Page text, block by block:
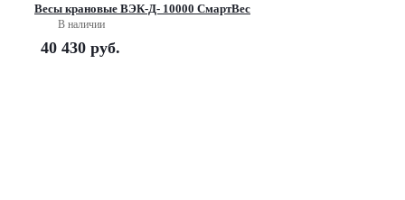
Весы крановые ВЭК-Д- 10000 СмартВес
В наличии
40 430 руб.